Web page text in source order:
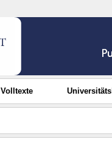
Volltexte